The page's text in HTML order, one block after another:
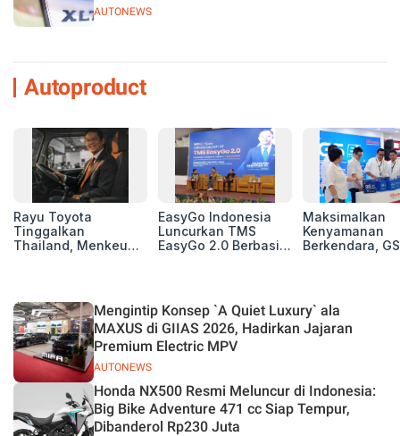
AUTONEWS
Autoproduct
Rayu Toyota
Tinggalkan
Thailand, Menkeu
Basis Produksi
ASEAN
EasyGo Indonesia
Luncurkan TMS
EasyGo 2.0 Berbasis
Maksimalkan
Kenyamanan
Berkendara,
2026
AUTONEWS
Mengintip Konsep `A Quiet Luxury` ala
MAXUS di GIIAS 2026, Hadirkan Jajaran
Premium Electric MPV
Honda NX500 Resmi Meluncur di Indonesia:
Big Bike Adventure 471 cc Siap Tempur,
Dibanderol Rp230 Juta